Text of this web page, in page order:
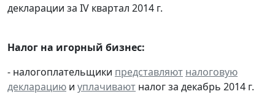
декларации за IV квартал 2014 г.
Налог на игорный бизнес:
- налогоплательщики представляют налоговую
декларацию и уплачивают налог за декабрь 2014 г.